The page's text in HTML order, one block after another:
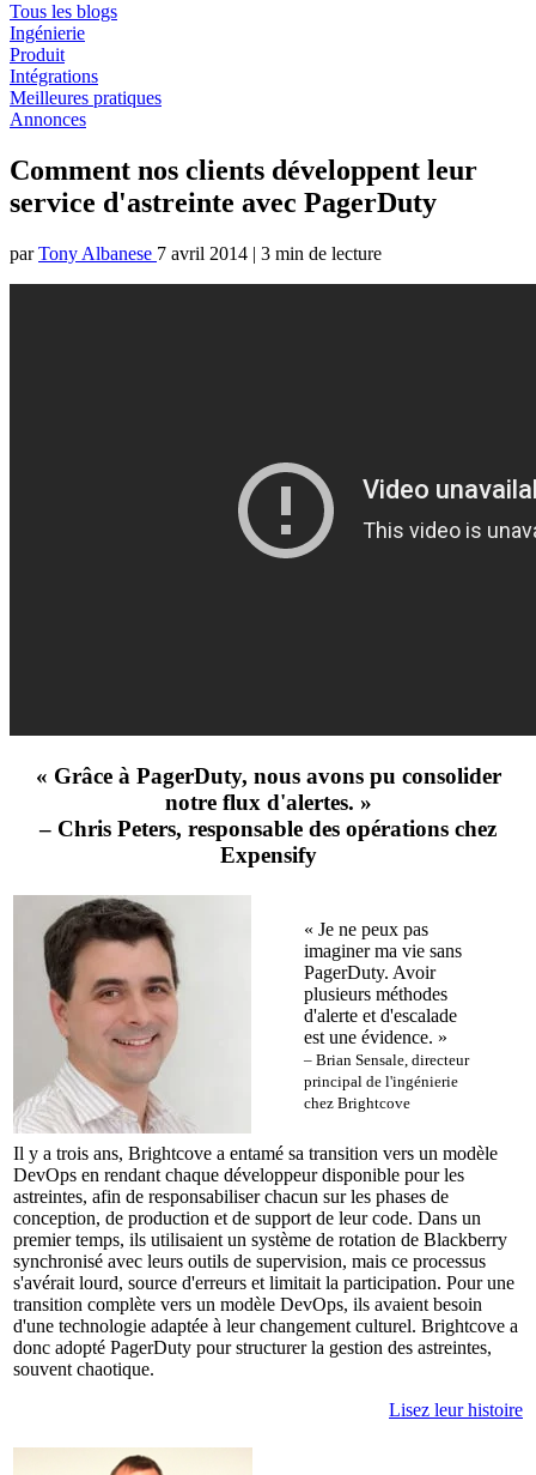
Tous les blogs
Ingénierie
Produit
Intégrations
Meilleures pratiques
Annonces
Comment nos clients développent leur
service d'astreinte avec PagerDuty
parTony Albanese 7 avril 2014 | 3 min de lecture
« Grâce à PagerDuty, nous avons pu consolider
notre flux d'alertes. »
– Chris Peters, responsable des opérations chez
Expensify
« Je ne peux pas
imaginer ma vie sans
PagerDuty. Avoir
plusieurs méthodes
d'alerte et d'escalade
est une évidence. »
– Brian Sensale, directeur
principal de l'ingénierie
chez Brightcove
Il y a trois ans, Brightcove a entamé sa transition vers un modèle
DevOps en rendant chaque développeur disponible pour les
astreintes, afin de responsabiliser chacun sur les phases de
conception, de production et de support de leur code. Dans un
premier temps, ils utilisaient un système de rotation de Blackberry
synchronisé avec leurs outils de supervision, mais ce processus
s'avérait lourd, source d'erreurs et limitait la participation. Pour une
transition complète vers un modèle DevOps, ils avaient besoin
d'une technologie adaptée à leur changement culturel. Brightcove a
donc adopté PagerDuty pour structurer la gestion des astreintes,
souvent chaotique.
Lisez leur histoire